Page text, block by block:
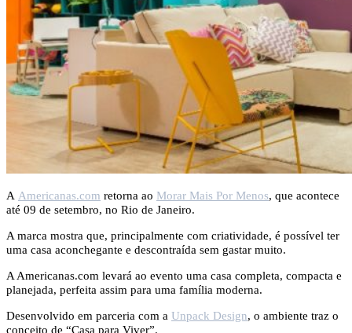
A Americanas.com retorna ao Morar Mais Por Menos, que acontece
até 09 de setembro, no Rio de Janeiro.
A marca mostra que, principalmente com criatividade, é possível ter
uma casa aconchegante e descontraída sem gastar muito.
A Americanas.com levará ao evento uma casa completa, compacta e
planejada, perfeita assim para uma família moderna.
Desenvolvido em parceria com a Unpack Design, o ambiente traz o
conceito de “Casa para Viver”.